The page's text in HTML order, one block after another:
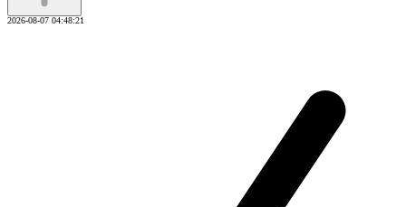
2026-08-07 04:48:21